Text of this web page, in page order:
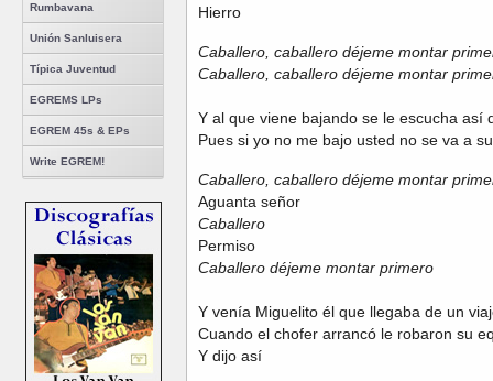
Rumbavana
Unión Sanluisera
Típica Juventud
EGREMS LPs
EGREM 45s & EPs
Write EGREM!
Hierro
Caballero, caballero déjeme montar
Caballero, caballero déjeme montar
Y al que viene bajando se le escucha así
Pues si yo no me bajo usted no se va a
Caballero, caballero déjeme montar
Aguanta señor
Caballero
Permiso
Caballero déjeme montar primero
Y venía Miguelito él que llegaba de un
Cuando el chofer arrancó le robaron su
Y dijo así